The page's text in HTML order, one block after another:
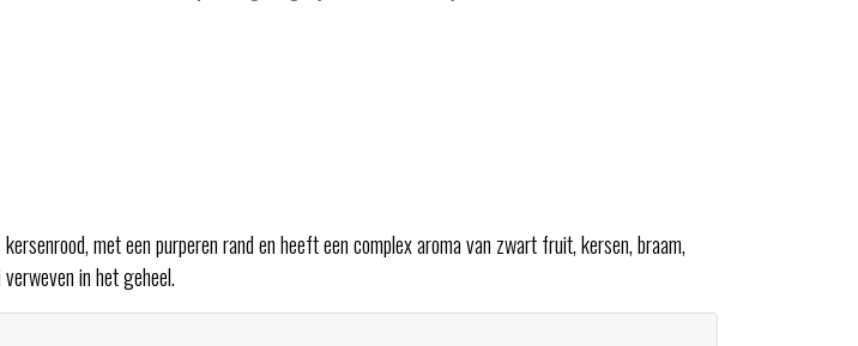
met een purperen rand en heeft een complex aroma van zwart fruit, kersen, braam,
in het geheel.